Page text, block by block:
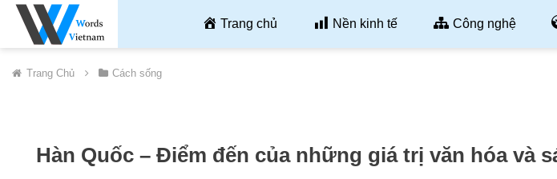
Trang chủ Nền kinh tế Công nghệ
Trang Chủ Cách sống
Hàn Quốc – Điểm đến của những giá trị văn hóa và